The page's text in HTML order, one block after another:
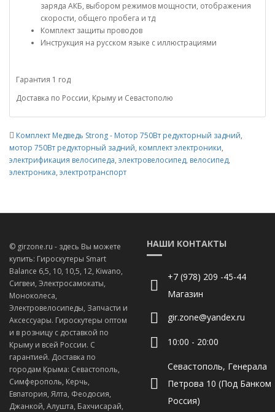
заряда АКБ, выбором режимов мощности, отображения
скорости, общего пробега и тд
Комплект защиты проводов
Инструкция на русском языке с иллюстрациями
Гарантия 1 год
Доставка по России, Крыму и Севастополю
Комплект Медведь Strong - Мотор 750Вт редукторный задний,
мотор 750Вт редукторный задний, комплект электроники,
электрификация велосипеда, электровелосипед, велосипед,
электроника, электротранспорт
© girzone.ru - здесь Вы можете
купить: Гироскутеры Smart
Balance 6,5, 10, 10,5, 12, Kiwano,
Сигвеи, Электросамокаты,
Моноколеса,
Электровелосипеды, Запчасти и
Аксессуары. Гироскутеры оптом
и в розницу с доставкой по
Крыму и всей России. С
гарантией. Доставка по
городам Крыма: Севастополь,
Симферополь, Керчь,
Евпатория, Ялта, Феодосия,
Джанкой, Алушта, Бахчисарай,
НАШИ КОНТАКТЫ
+7 (978) 209 -45-44
Магазин
gir.zone@yandex.ru
10:00 - 20:00
Севастополь, Генерала
Петрова 10 (Под Банком
Россия)